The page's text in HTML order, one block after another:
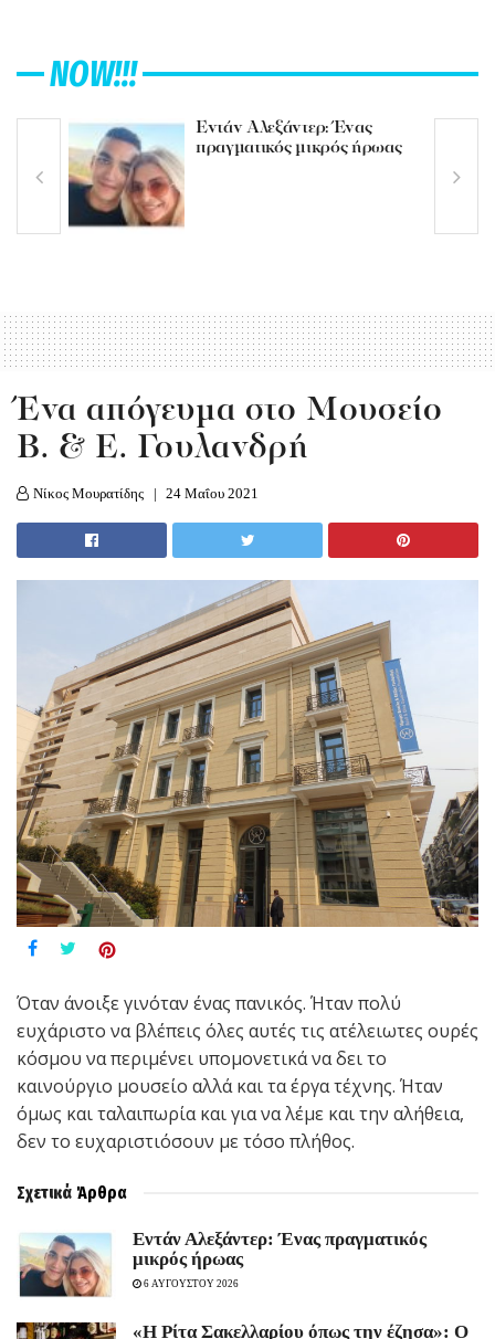
NOW!!!
Εντάν Αλεξάντερ: Ένας
πραγματικός μικρός ήρωας
Ένα απόγευμα στο Μουσείο
Β. & Ε. Γουλανδρή
Νίκος Μουρατίδης 24 Μαΐου 2021
Όταν άνοιξε γινόταν ένας πανικός. Ήταν πολύ
ευχάριστο να βλέπεις όλες αυτές τις ατέλειωτες ουρές
κόσμου να περιμένει υπομονετικά να δει το
καινούργιο μουσείο αλλά και τα έργα τέχνης. Ήταν
όμως και ταλαιπωρία και για να λέμε και την αλήθεια,
δεν το ευχαριστιόσουν με τόσο πλήθος.
Σχετικά Άρθρα
Εντάν Αλεξάντερ: Ένας πραγματικός
μικρός ήρωας
6 ΑΥΓΟΥΣΤΟΥ 2026
«Η Ρίτα Σακελλαρίου όπως την έζησα»: Ο